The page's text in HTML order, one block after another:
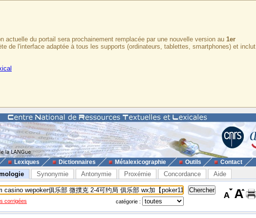
du portail sera prochainement remplacée par une nouvelle version au 1er
de l'interface adaptée à tous les supports (ordinateurs, tablettes, smartphones) et inclut
Lexiques Dictionnaires Métalexicographie Outils Contact
Synonymie Antonymie Proxémie Concordance Aide
corrigées catégorie :